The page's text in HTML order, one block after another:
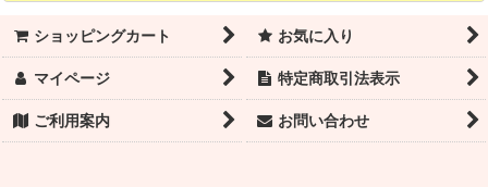
ショッピングカート お気に入り
マイページ 特定商取引法表示
ご利用案内 お問い合わせ